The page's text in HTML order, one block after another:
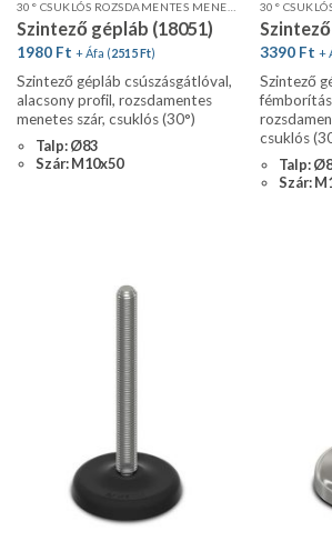
Szintező gépláb (18051)
1980 Ft + Áfa (2515Ft)
Szintező gépláb csúszásgátlóval,
alacsony profil, rozsdamentes
menetes szár, csuklós (30°)
Talp: Ø83
Szár: M10x50
3390 Ft +
Szintező
csuklós
Talp:
Szár: